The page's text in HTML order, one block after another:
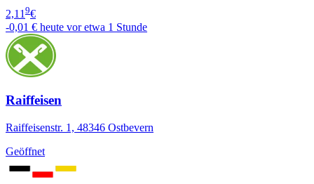
2,119€
-0,01 € heute vor etwa 1 Stunde
Raiffeisen
Raiffeisenstr. 1, 48346 Ostbevern
Geöffnet